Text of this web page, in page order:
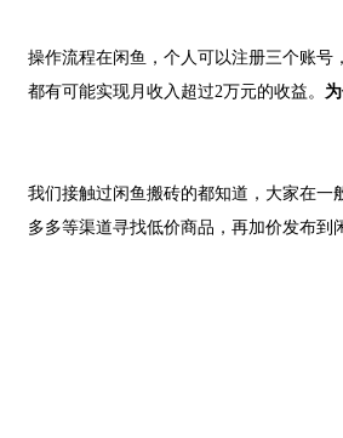
操作流程在闲鱼，个人可以注册三个账号
都有可能实现月收入超过2万元的收益。
我们接触过闲鱼搬砖的都知道，大家在一
多多等渠道寻找低价商品，再加价发布到